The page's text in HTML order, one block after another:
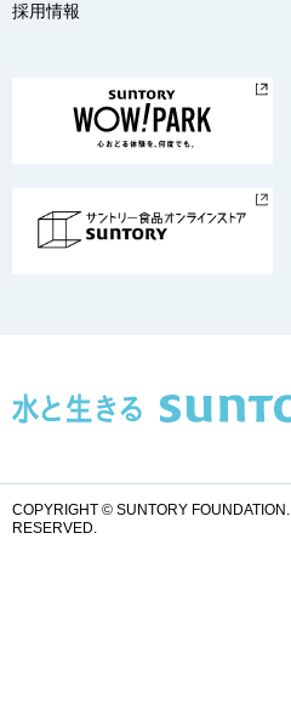
採用情報
COPYRIGHT © SUNTORY FOUNDATION.
RESERVED.